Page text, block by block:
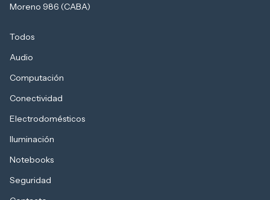
Moreno 986 (CABA)
Todos
Audio
Computación
Conectividad
Electrodomésticos
Iluminación
Notebooks
Seguridad